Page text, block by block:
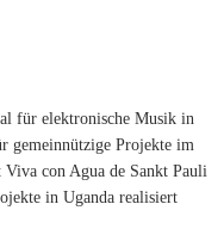
für elektronische Musik in
gemeinnützige Projekte im
con Agua de Sankt Pauli
in Uganda realisiert